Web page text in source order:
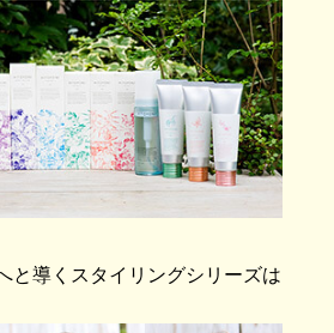
と導くスタイリングシリーズは